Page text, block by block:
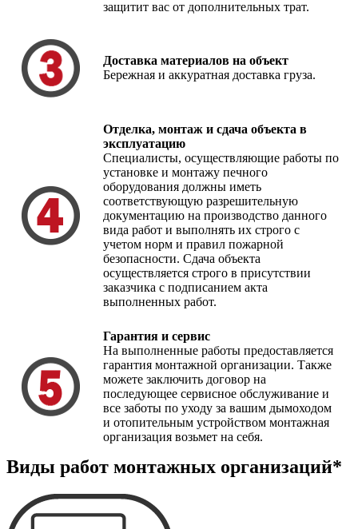
защитит вас от дополнительных трат.
Доставка материалов на объект
Бережная и аккуратная доставка груза.
Отделка, монтаж и сдача объекта в
эксплуатацию
Специалисты, осуществляющие работы по
установке и монтажу печного
оборудования должны иметь
соответствующую разрешительную
документацию на производство данного
вида работ и выполнять их строго с
учетом норм и правил пожарной
безопасности. Сдача объекта
осуществляется строго в присутствии
заказчика с подписанием акта
выполненных работ.
Гарантия и сервис
На выполненные работы предоставляется
гарантия монтажной организации. Также
можете заключить договор на
последующее сервисное обслуживание и
все заботы по уходу за вашим дымоходом
и отопительным устройством монтажная
организация возьмет на себя.
Виды работ монтажных организаций*